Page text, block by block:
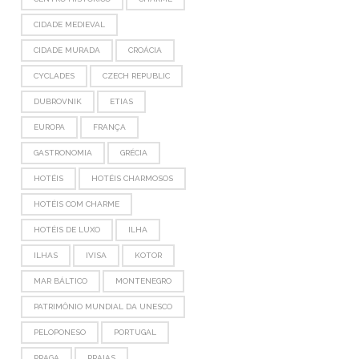
CIDADE MEDIEVAL
CIDADE MURADA CROÁCIA
CYCLADES CZECH REPUBLIC
DUBROVNIK ETIAS
EUROPA FRANÇA
GASTRONOMIA GRÉCIA
HOTÉIS HOTÉIS CHARMOSOS
HOTÉIS COM CHARME
HOTÉIS DE LUXO ILHA
ILHAS IVISA KOTOR
MAR BÁLTICO MONTENEGRO
PATRIMÔNIO MUNDIAL DA UNESCO
PELOPONESO PORTUGAL